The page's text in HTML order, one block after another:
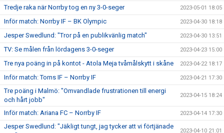
Tredje raka när Norrby tog en ny 3-0-seger 2023-05-01 18:05
Inför match: Norrby IF – BK Olympic 2023-04-30 18:18
Jesper Swedlund: "Tror på en publikvänlig match" 2023-04-30 13:51
TV: Se målen från lördagens 3-0-seger 2023-04-23 15:00
Tre nya poäng in på kontot - Atola Meja tvåmålskytt i skåne 2023-04-22 18:17
Inför match: Torns IF – Norrby IF 2023-04-21 17:30
Tre poäng i Malmö: "Omvandlade frustrationen till energi
och hårt jobb"
2023-04-15 18:24
Inför match: Ariana FC – Norrby IF 2023-04-14 17:30
Jesper Swedlund: "Jäkligt tungt, jag tycker att vi förtjänade
2023-04-10 21:01